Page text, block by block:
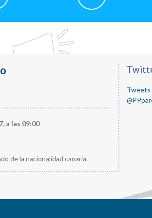
a las 09:00
de la nacionalidad canaria.
Sidebar
Tweets